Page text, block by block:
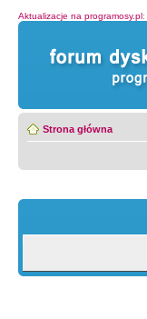
Aktualizacje na programosy.pl:
Strona główna